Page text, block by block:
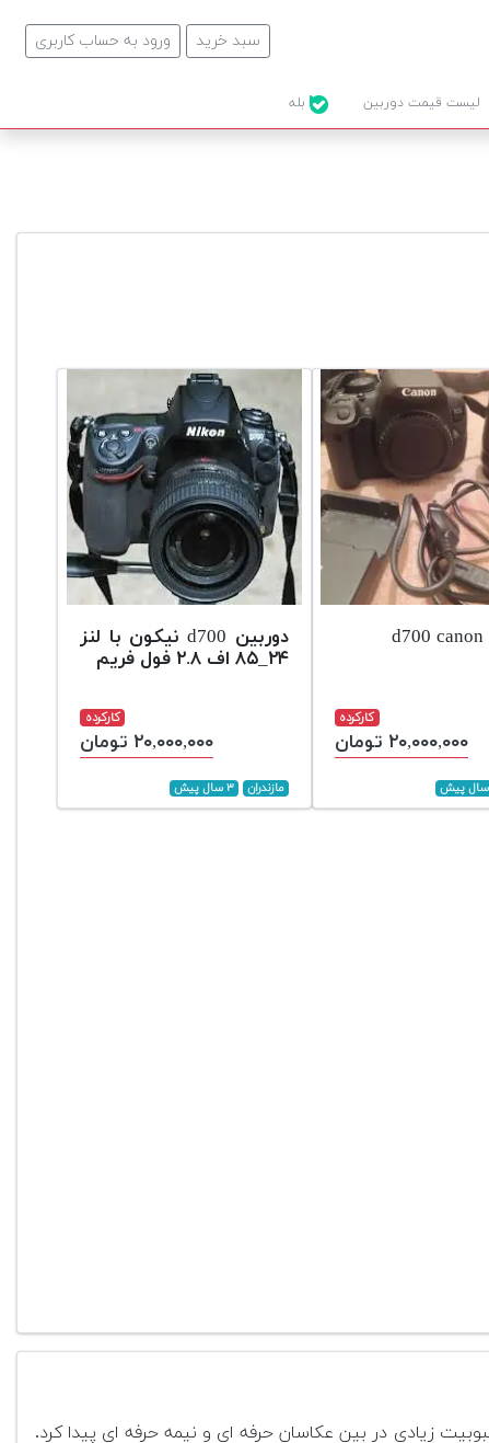
ورود به حساب کاربری سبد خرید
لیست قیمت دوربین
کارکرده
۲۰,۰۰۰,۰۰۰ تومان
دوربین d700 نیکون با لنز
۲۴_۸۵ اف ۲.۸ فول فریم
کارکرده
۲۰,۰۰۰,۰۰۰ تومان
مازندران ۳ سال پیش